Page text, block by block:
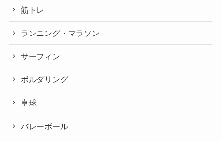
筋トレ
ランニング・マラソン
サーフィン
ボルダリング
卓球
バレーボール